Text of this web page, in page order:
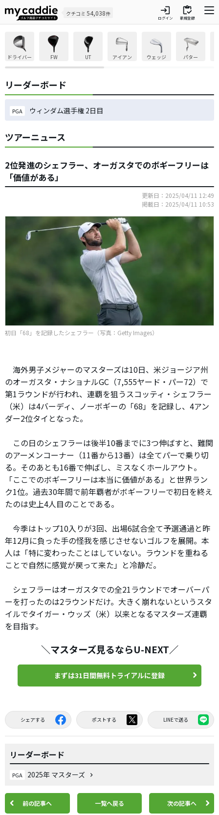
クチコミ 54,038件 login
ログイン
inventory
新規登録
ドライバー FW UT アイアン ウェッジ パター
リーダーボード
PGA ウィンダム選手権 2日目
ツアーニュース
2位発進のシェフラー、オーガスタでのボギーフリーは
「価値がある」
更新日：2025/04/11 12:49
掲載日：2025/04/11 10:53
初日「68」を記録したシェフラー（写真：Getty Images）
海外男子メジャーのマスターズは10日、米ジョージア州
のオーガスタ・ナショナルGC（7,555ヤード・パー72）で
第1ラウンドが行われ、連覇を狙うスコッティ・シェフラー
（米）は4バーディ、ノーボギーの「68」を記録し、4アン
ダー2位タイとなった。
この日のシェフラーは後半10番までに3つ伸ばすと、難関
のアーメンコーナー（11番から13番）は全てパーで乗り切
る。そのあとも16番で伸ばし、ミスなくホールアウト。
「ここでのボギーフリーは本当に価値がある」と世界ラン
ク1位。過去30年間で前年覇者がボギーフリーで初日を終え
たのは史上4人目のことである。
今季はトップ10入りが3回、出場6試合全て予選通過と昨
年12月に負った手の怪我を感じさせないゴルフを展開。本
人は「特に変わったことはしていない。ラウンドを重ねる
ことで自然に感覚が戻って来た」と冷静だ。
シェフラーはオーガスタでの全21ラウンドでオーバーパ
ーを打ったのは2ラウンドだけ。大きく崩れないというスタ
イルでタイガー・ウッズ（米）以来となるマスターズ連覇
を目指す。
＼マスターズ見るならU-NEXT／
まずは31日間無料トライアルに登録
シェアする ポストする LINEで送る
リーダーボード
PGA 2025年 マスターズ
前の記事へ 一覧へ戻る 次の記事へ